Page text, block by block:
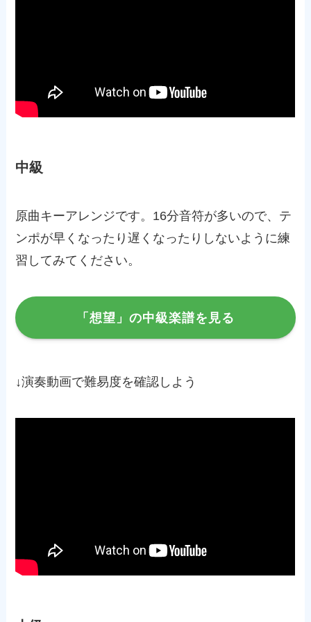
中級
原曲キーアレンジです。16分音符が多いので、テ
ンポが早くなったり遅くなったりしないように練
習してみてください。
「想望」の中級楽譜を見る
↓演奏動画で難易度を確認しよう